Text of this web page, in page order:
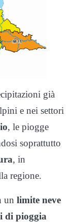
già
e nei settori
, le piogge
soprattutto
, in
regione.
un limite neve
di pioggia